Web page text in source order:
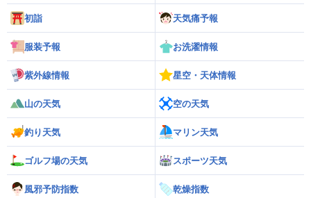
初詣 天気痛予報
服装予報 お洗濯情報
紫外線情報 星空・天体情報
山の天気 空の天気
釣り天気 マリン天気
ゴルフ場の天気 スポーツ天気
風邪予防指数 乾燥指数